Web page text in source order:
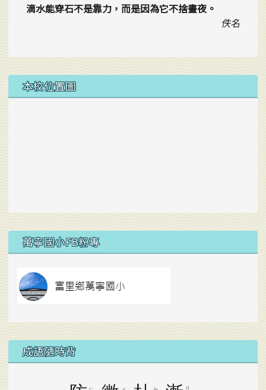
滴水能穿石不是靠力，而是因為它不捨晝夜。
佚名
本校位置圖
右邊區域內容
萬寧國小FB粉專
成語隨時背
ㄐ